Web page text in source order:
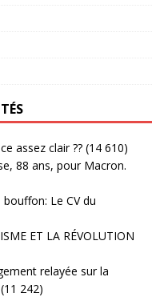
assez clair ?? (14 610)
88 ans, pour Macron.
Le CV du
ET LA RÉVOLUTION
relayée sur la
(11 242)